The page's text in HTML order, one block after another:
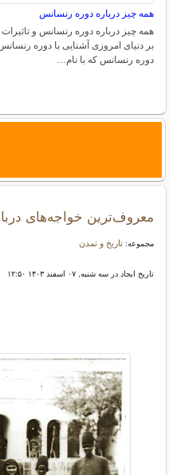
همه چیز درباره دوره رنسانس
همه چیز درباره دوره رنسانس و تاثیرات
بر دنیای امروزی آشنایی با دوره
دوره رنسانس که با نام…
معروف‌ترین خواجه‌های
مجموعه:تاریخ و تمدن
تاریخ ایجاد در سه شنبه, ۰۷ اسفند ۱۴۰۳ ۱۲:۵۰